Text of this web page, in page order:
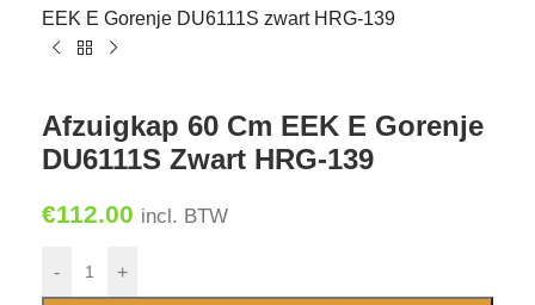
EEK E Gorenje DU6111S zwart HRG-139
Afzuigkap 60 Cm EEK E Gorenje
DU6111S Zwart HRG-139
€112.00 incl. BTW
- +